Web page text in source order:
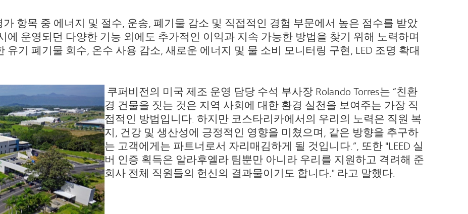
항목 중 에너지 및 절수, 운송, 폐기물 감소 및 직접적인 경험 부문에서 높은 점수를 받았
에 운영되던 다양한 기능 외에도 추가적인 이익과 지속 가능한 방법을 찾기 위해 노력하며
기 폐기물 회수, 온수 사용 감소, 새로운 에너지 및 물 소비 모니터링 구현, LED 조명 확대
쿠퍼비전의 미국 제조 운영 담당 수석 부사장 Rolando Torres는 “친환
경 건물을 짓는 것은 지역 사회에 대한 환경 실천을 보여주는 가장 직
접적인 방법입니다. 하지만 코스타리카에서의 우리의 노력은 직원 복
지, 건강 및 생산성에 긍정적인 영향을 미쳤으며, 같은 방향을 추구하
는 고객에게는 파트너로서 자리매김하게 될 것입니다.”, 또한 "LEED 실
버 인증 획득은 알라후엘라 팀뿐만 아니라 우리를 지원하고 격려해 준
회사 전체 직원들의 헌신의 결과물이기도 합니다." 라고 말했다.